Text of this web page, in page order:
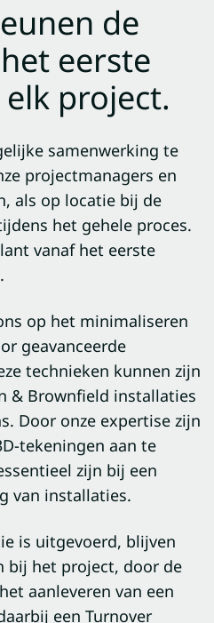
de
eerste
project.
samenwerking te
projectmanagers en
als op locatie bij de
het gehele proces.
vanaf het eerste
op het minimaliseren
geavanceerde
technieken kunnen zijn
& Brownfield installaties
Door onze expertise zijn
tekeningen aan te
zijn bij een
van installaties.
is uitgevoerd, blijven
bij het project, door de
aanleveren van een
een Turnover